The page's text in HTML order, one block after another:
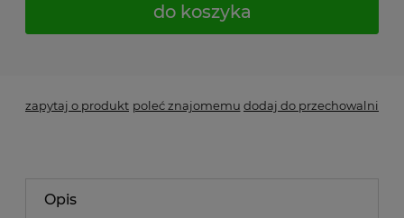
do koszyka
zapytaj o produkt poleć znajomemu dodaj do przechowalni
Opis